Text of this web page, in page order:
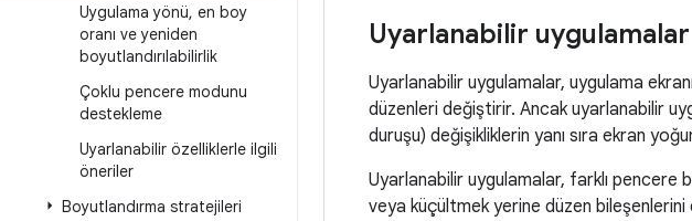
Uygulama yönü, en boy
oranı ve yeniden
boyutlandırılabilirlik
Çoklu pencere modunu
destekleme
Uyarlanabilir özelliklerle ilgili
öneriler
Boyutlandırma stratejileri
Uyarlanabilir
Uyarlanabilir uygulamalar, uygulama
düzenleri değiştirir. Ancak uyarlanabilir
duruşu) değişikliklerin yanı sıra ekran
Uyarlanabilir uygulamalar, farklı pencere
veya küçültmek yerine düzen